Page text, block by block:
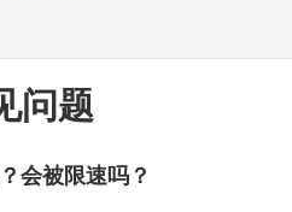
问题
会被限速吗？